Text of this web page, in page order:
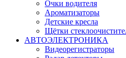
Очки водителя
Ароматизаторы
Детские кресла
Щётки
АВТОЭЛЕКТРОНИКА
Видеорегистраторы